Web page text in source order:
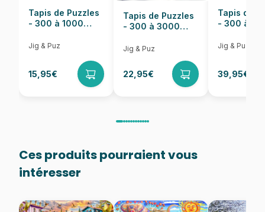
Tapis de Puzzles
- 300 à 1000
Jig & Puz
15,95€
Tapis de Puzzles
- 300 à 3000
Jig & Puz
22,95€
Tapis de
- 300 à
Jig & Puz
39,95€
Ces produits pourraient vous
intéresser